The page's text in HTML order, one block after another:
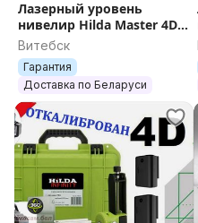
лобзик пила дисковая
электропила лобзик
Лазерный уровень
нивелир Hilda Master 4D
4GX нивилир лазер
зеленый луч
самонивелир
Витебск
Гарантия
Доставка по Беларуси